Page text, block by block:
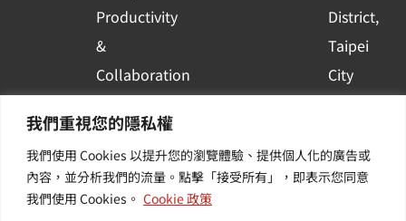
我們重視您的隱私權
我們使用 Cookies 以提升您的瀏覽體驗、提供個人化的廣告或
內容，並分析我們的流量。點擊「接受所有」，即表示您同意
我們使用 Cookies。 Cookie 政策
Productivity
&
Collaboration
Platform
Applications
Others /
District,
Taipei
City
News | Get
the latest